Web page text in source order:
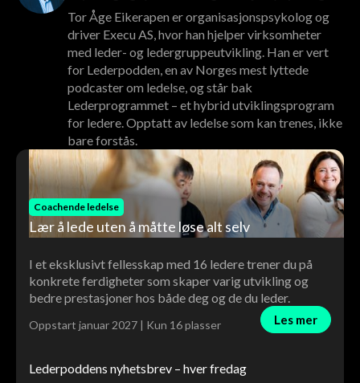
Tor Åge Eikerapen er organisasjonspsykolog og
driver Execu AS, hvor han hjelper virksomheter
med leder- og ledergruppeutvikling. Han er vert
for Lederpodden, en av Norges mest lyttede
podcaster om ledelse, og står bak
Lederprogrammet – et hybrid utviklingsprogram
for ledere. Opptatt av ledelse som kan trenes, ikke
bare forstås.
Lederpoddens nyhetsbrev – hver fredag
Coachende ledelse
Lær å lede uten å måtte løse alt selv
I et eksklusivt fellesskap med 16 ledere trener du på
konkrete ferdigheter som skaper varig utvikling og
bedre prestasjoner hos både deg og de du leder.
Oppstart januar 2027 | Kun 16 plasser Les mer